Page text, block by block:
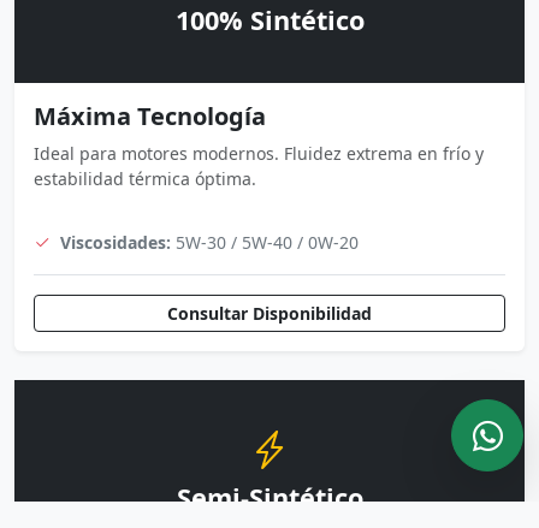
100% Sintético
Máxima Tecnología
Ideal para motores modernos. Fluidez extrema en frío y
estabilidad térmica óptima.
Viscosidades: 5W-30 / 5W-40 / 0W-20
Consultar Disponibilidad
Semi-Sintético